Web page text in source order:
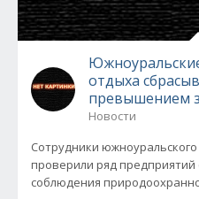
отдыха
превышением
Новости
Сотрудники
проверили ряд
соблюдения